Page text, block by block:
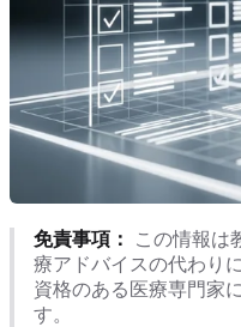
免責事項：
この情報は
療アドバイスの代わり
資格のある医療専門家
す。